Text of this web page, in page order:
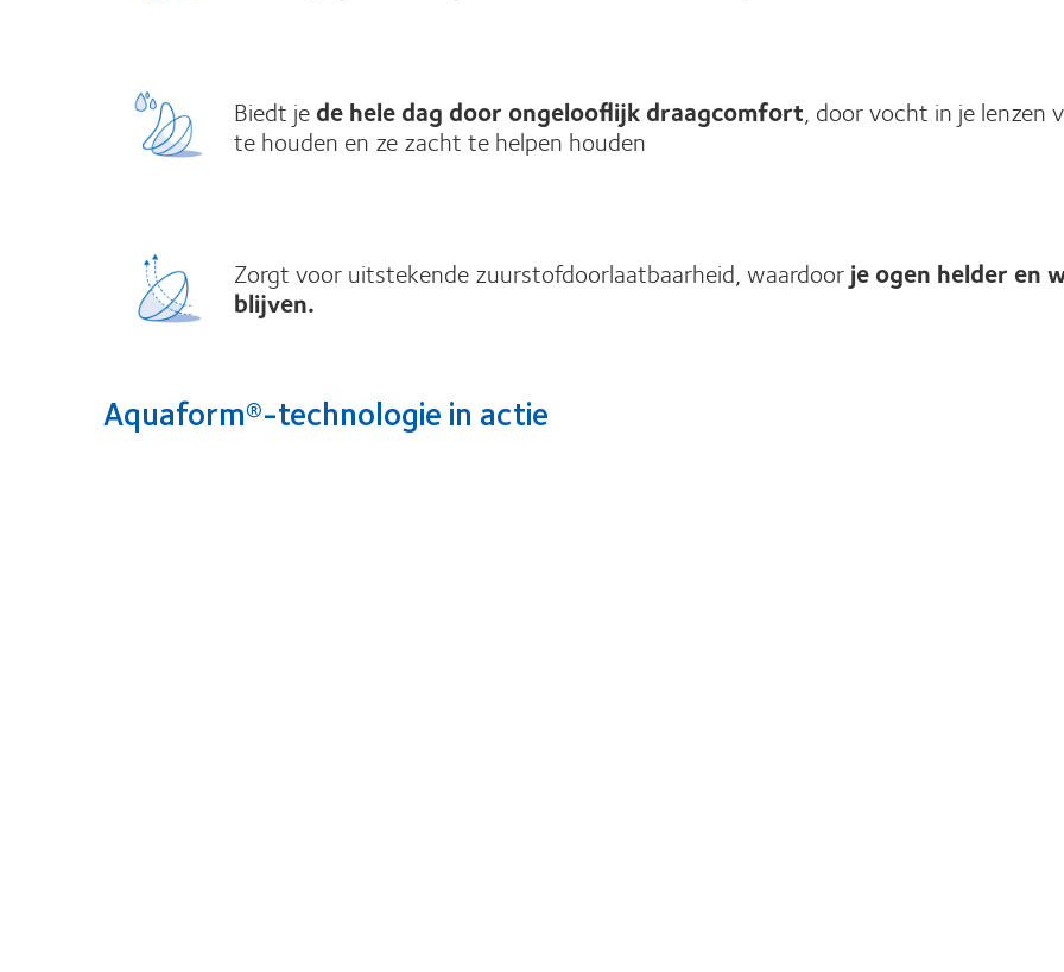
Biedt jede hele dag door ongelooflijk draagcomfort, door vocht in je lenzen
te houden en ze zacht te helpen houden
Zorgt voor uitstekende zuurstofdoorlaatbaarheid, waardoorje ogen helder en
blijven.
Aquaform®-technologie in actie